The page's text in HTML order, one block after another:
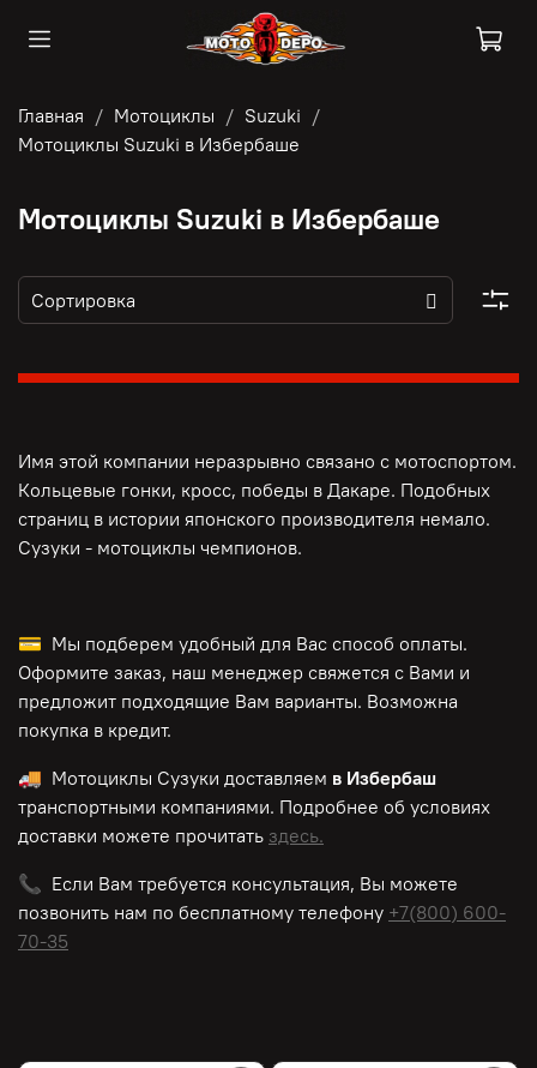
Главная Мотоциклы
Suzuki
Мотоциклы Suzuki в Избербаше
Мотоциклы Suzuki в Избербаше
Имя этой компании неразрывно связано с мотоспортом.
Кольцевые гонки, кросс, победы в Дакаре. Подобных
страниц в истории японского производителя немало.
Сузуки - мотоциклы чемпионов.
💳 Мы подберем удобный для Вас способ оплаты.
Оформите заказ, наш менеджер свяжется с Вами и
предложит подходящие Вам варианты. Возможна
покупка в кредит.
🚚 Мотоциклы Сузуки доставляем в Избербаш
транспортными компаниями. Подробнее об условиях
доставки можете прочитать здесь.
📞 Если Вам требуется консультация, Вы можете
позвонить нам по бесплатному телефону +7(800) 600-
70-35